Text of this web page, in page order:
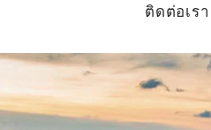
ติดต่อเรา